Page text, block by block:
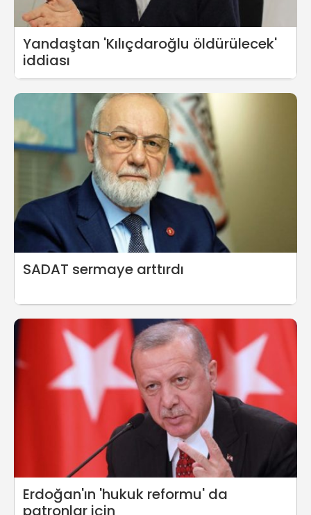
Yandaştan 'Kılıçdaroğlu öldürülecek'
iddiası
SADAT sermaye arttırdı
Erdoğan'ın 'hukuk reformu' da